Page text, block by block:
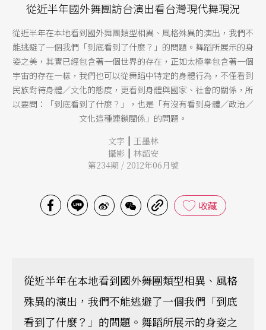
從近半年國外舞團訪台演出看台灣現代舞現況
從近半年在本地看到國外舞團類型相異、風格殊異的演出，我們不
能逃避了一個我們「到底看到了什麼？」的問題。舞蹈所展示的身
姿之美，其實已經包含著一個世界的存在，正如太極拳包含著一個
宇宙的存在一樣，我們也可以從舞蹈中特定的身體行為，不僅看到
民族對待身體／文化的態度，更看到身體與國家、社會的關係，所
以要問：「到底看到了什麼？」，也是「有沒有看到身體／政治／
文化這種連鎖關係」的問題。
文字 | 王墨林
攝影 | 林韶安
第234期 / 2012年06月號
收藏
從近半年在本地看到國外舞團類型相異、風格
殊異的演出，我們不能逃避了一個我們「到底
看到了什麼？」的問題。舞蹈所展示的身姿之